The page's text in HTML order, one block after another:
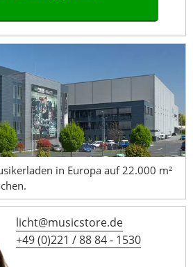
in Europa auf 22.000 m²
licht@musicstore.de
+49 (0)221 / 88 84 - 1530